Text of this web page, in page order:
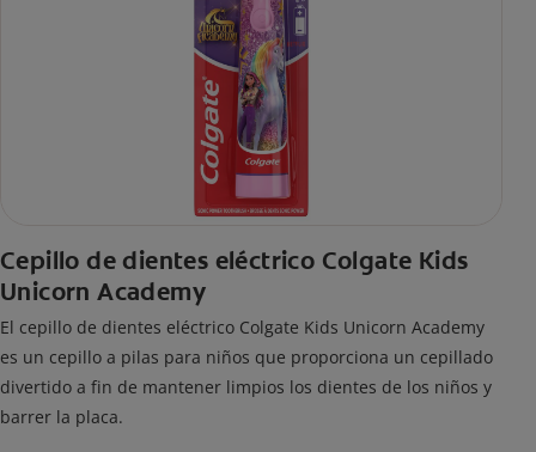
Cepillo de dientes eléctrico Colgate Kids
Unicorn Academy
El cepillo de dientes eléctrico Colgate Kids Unicorn Academy
es un cepillo a pilas para niños que proporciona un cepillado
divertido a fin de mantener limpios los dientes de los niños y
barrer la placa.